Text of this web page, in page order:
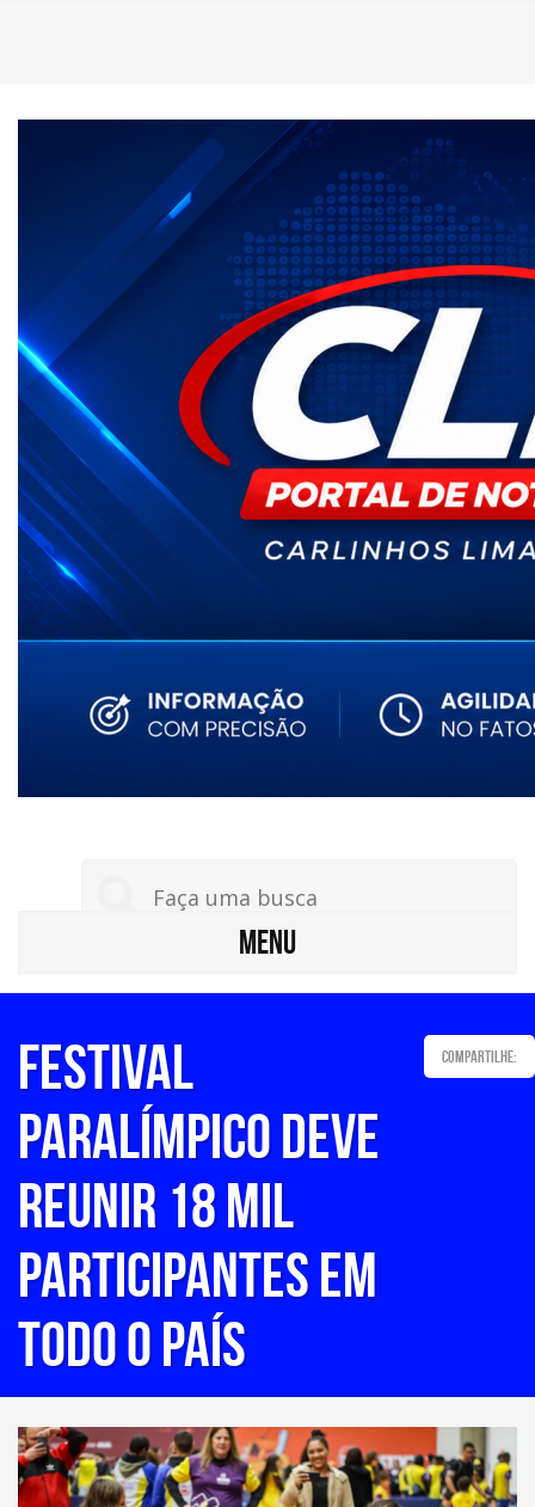
MENU
Festival
Paralímpico deve
reunir 18 mil
participantes em
todo o país
Compartilhe: